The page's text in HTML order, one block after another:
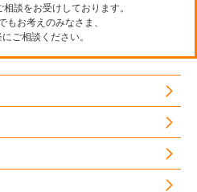
談をお受けしております。
もお考えのみなさま、
ご相談ください。